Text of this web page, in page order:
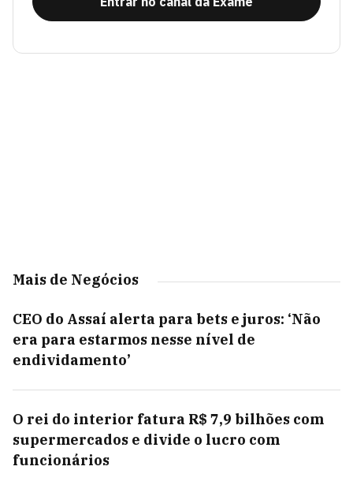
Mais de Negócios
CEO do Assaí alerta para bets e juros: ‘Não
era para estarmos nesse nível de
endividamento’
O rei do interior fatura R$ 7,9 bilhões com
supermercados e divide o lucro com
funcionários